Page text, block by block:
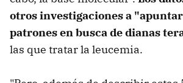
otros investigaciones a
patrones en busca de dianas
las que tratar la leucemia.